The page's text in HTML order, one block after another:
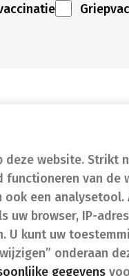
deze website. Strikt
van de
ook een
uw browser, IP-
U kunt uw
onderaan
gegevens